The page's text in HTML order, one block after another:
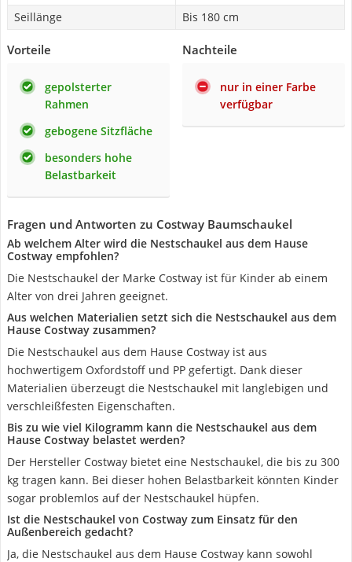
Seillänge
Bis 180 cm
Vorteile
gepolsterter
Rahmen
gebogene Sitzfläche
besonders hohe
Belastbarkeit
Nachteile
nur in einer Farbe
verfügbar
Fragen und Antworten zu Costway Baumschaukel
Ab welchem Alter wird die Nestschaukel aus dem Hause
Costway empfohlen?
Die Nestschaukel der Marke Costway ist für Kinder ab einem
Alter von drei Jahren geeignet.
Aus welchen Materialien setzt sich die Nestschaukel aus dem
Hause Costway zusammen?
Die Nestschaukel aus dem Hause Costway ist aus
hochwertigem Oxfordstoff und PP gefertigt. Dank dieser
Materialien überzeugt die Nestschaukel mit langlebigen und
verschleißfesten Eigenschaften.
Bis zu wie viel Kilogramm kann die Nestschaukel aus dem
Hause Costway belastet werden?
Der Hersteller Costway bietet eine Nestschaukel, die bis zu 300
kg tragen kann. Bei dieser hohen Belastbarkeit könnten Kinder
sogar problemlos auf der Nestschaukel hüpfen.
Ist die Nestschaukel von Costway zum Einsatz für den
Außenbereich gedacht?
Ja, die Nestschaukel aus dem Hause Costway kann sowohl